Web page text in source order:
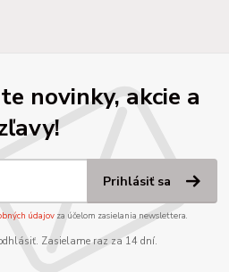
novinky, akcie a
Prihlásiť sa
údajov za účelom zasielania newslettera.
Zasielame raz za 14 dní.